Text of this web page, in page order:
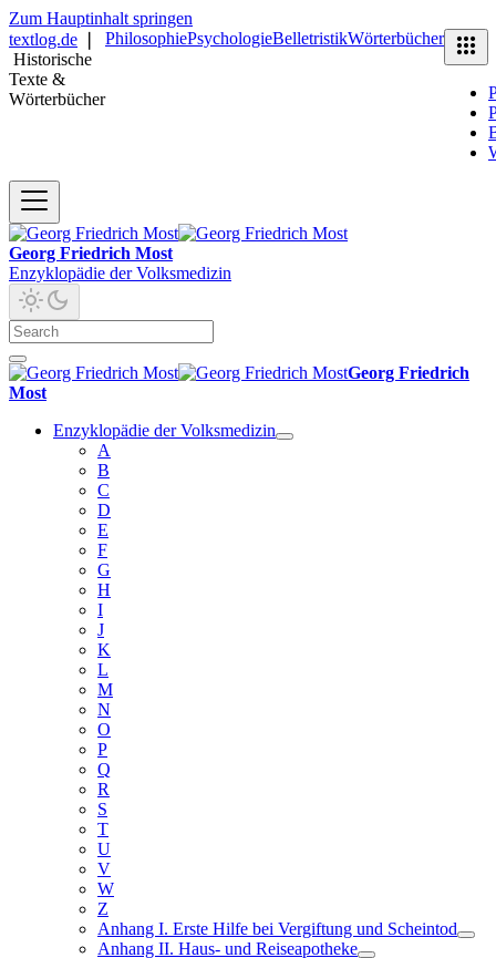
Zum Hauptinhalt springen
textlog.de
Historische
Texte &
Wörterbücher
PhilosophiePsychologieBelletristikWörterbücher
Georg Friedrich Most
Enzyklopädie der Volksmedizin
Georg Friedrich
Most
Enzyklopädie der Volksmedizin
A
B
C
D
E
F
G
H
I
J
K
L
M
N
O
P
Q
R
S
T
U
V
W
Z
Anhang I. Erste Hilfe bei Vergiftung und Scheintod
Anhang II. Haus- und Reiseapotheke